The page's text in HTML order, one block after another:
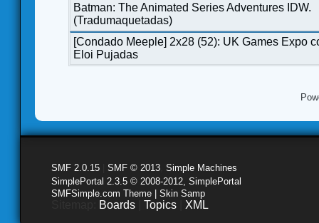
Batman: The Animated Series Adventures IDW.
(Tradumaquetadas)
[Condado Meeple] 2x28 (52): UK Games Expo
Eloi Pujadas
SMF 2.0.15 SMF © 2013 Simple Machines
SimplePortal 2.3.5 © 2008-2012, SimplePortal
SMFSimple.com Theme | Skin Samp
Boards Topics XML